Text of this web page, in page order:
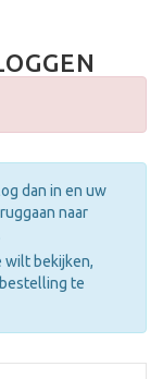
dan in en uw
naar
bekijken,
te